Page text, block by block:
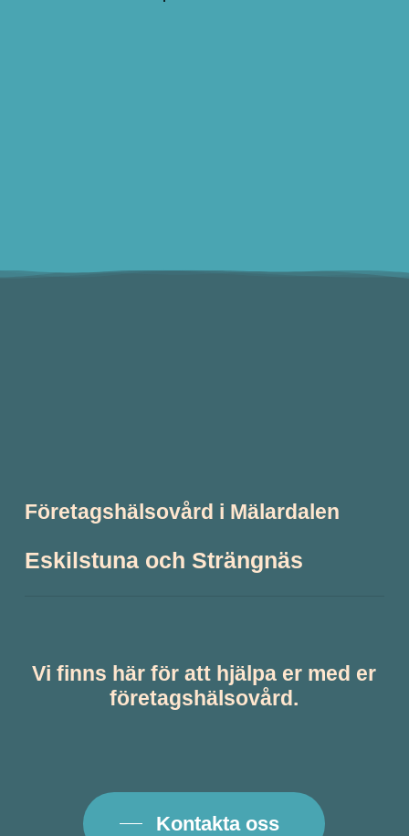
Företagshälsovård i Mälardalen
Eskilstuna och Strängnäs
Vi finns här för att hjälpa er med er
företagshälsovård.
Kontakta oss